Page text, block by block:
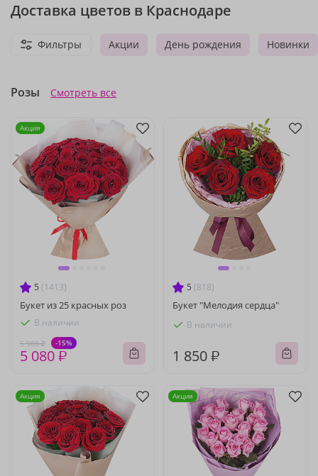
Доставка цветов в Краснодаре
Акции День рождения Новинки
Фильтры
Розы Смотреть все
5 (1413)
Букет из 25 красных роз
В наличии
5 980 ₽ -15%
5 080 ₽
Акция
5 (818)
Букет "Мелодия сердца"
В наличии
1 850 ₽
Акция Акция